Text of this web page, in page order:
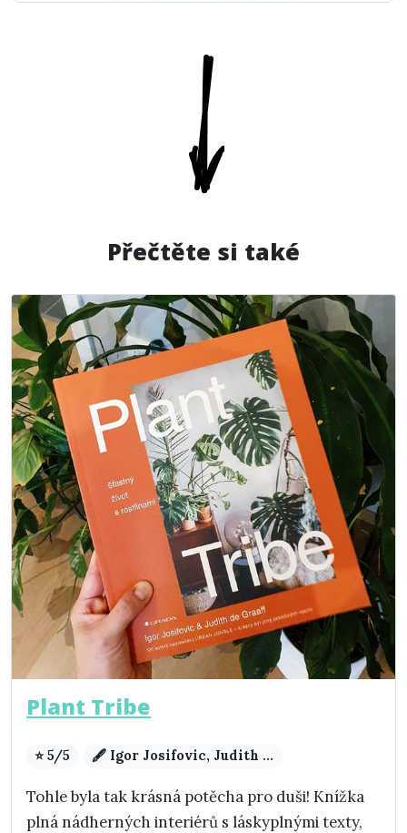
Přečtěte si také
Plant Tribe
⭐ 5/5 🖋️ Igor Josifovic, Judith ...
Tohle byla tak krásná potěcha pro duši! Knížka
plná nádherných interiérů s láskyplnými texty,